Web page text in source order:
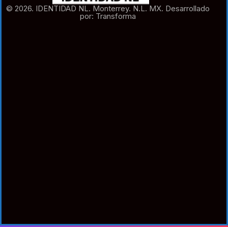
© 2026. IDENTIDAD NL. Monterrey. N.L. MX. Desarrollado
por: Transforma